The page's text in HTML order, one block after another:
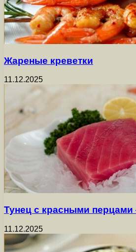
Жареные креветки
11.12.2025
Тунец с красными
11.12.2025